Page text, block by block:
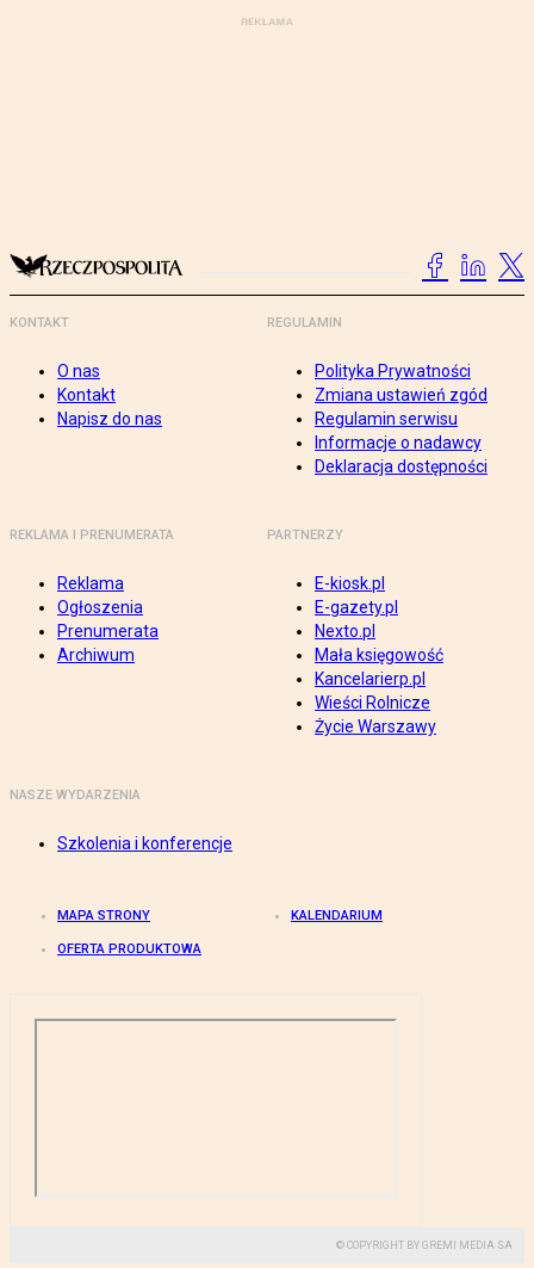
KONTAKT
O nas
Kontakt
Napisz do nas
REGULAMIN
Polityka Prywatności
Zmiana ustawień zgód
Regulamin serwisu
Informacje o nadawcy
Deklaracja dostępności
REKLAMA I PRENUMERATA
Reklama
Ogłoszenia
Prenumerata
Archiwum
PARTNERZY
E-kiosk.pl
E-gazety.pl
Nexto.pl
Mała księgowość
Kancelarierp.pl
Wieści Rolnicze
Życie Warszawy
NASZE WYDARZENIA
Szkolenia i konferencje
MAPA STRONY KALENDARIUM
OFERTA PRODUKTOWA
© COPYRIGHT BY GREMI MEDIA SA